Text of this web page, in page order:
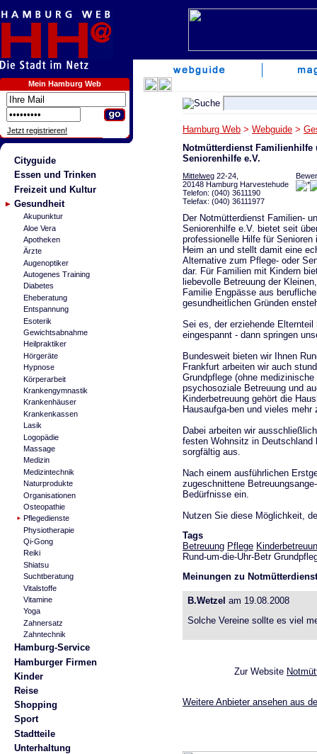
Mein Hamburg Web
Jetzt registrieren!
Cityguide
Essen und Trinken
Freizeit und Kultur
Gesundheit
Akupunktur
Aloe Vera
Apotheken
Ärzte
Augenoptiker
Autogenes Training
Diabetes
Eheberatung
Entspannung
Esoterik
Gewichtsabnahme
Heilpraktiker
Hörgeräte
Hypnose
Körperarbeit
Krankengymnastik
Krankenhäuser
Krankenkassen
Lasik
Logopädie
Massage
Medizin
Medizintechnik
Naturprodukte
Organisationen
Osteopathie
Pflegedienste
Physiotherapie
Qi-Gong
Reiki
Shiatsu
Suchtberatung
Vitalstoffe
Vitamine
Yoga
Zahnersatz
Zahntechnik
Hamburg-Service
Hamburger Firmen
Kinder
Reise
Shopping
Sport
Stadtteile
Unterhaltung
Hamburg Web > Webguide >
Notmütterdienst Familienhilfe
Seniorenhilfe e.V.
Mittelweg 22-24,
20148 Hamburg Harvestehude
Telefon: (040) 3611190
Telefax: (040) 36111977
Der Notmütterdienst Familien-
Seniorenhilfe e.V. bietet seit
professionelle Hilfe für Senioren
Heim an und stellt damit eine
Alternative zum Pflege- oder
dar. Für Familien mit Kindern
liebevolle Betreuung der
Familie Engpässe aus
gesundheitlichen Gründen
Sei es, der erziehende
eingespannt - dann springen
Bundesweit bieten wir Ihnen
Frankfurt arbeiten wir auch
Grundpflege (ohne
psychosoziale Betreuung und
Kinderbetreuung gehört die
Hausaufga-ben und vieles mehr
Dabei arbeiten wir
festen Wohnsitz in Deutschland
sorgfältig aus.
Nach einem ausführlichen
zugeschnittene
Bedürfnisse ein.
Nutzen Sie diese Möglichkeit,
Tags
Betreuung Pflege
Rund-um-die-Uhr-Betr
Meinungen zu
B.Wetzel am 19.08.2008
Solche Vereine sollte es viel
Zur Website
Weitere Anbieter ansehen aus